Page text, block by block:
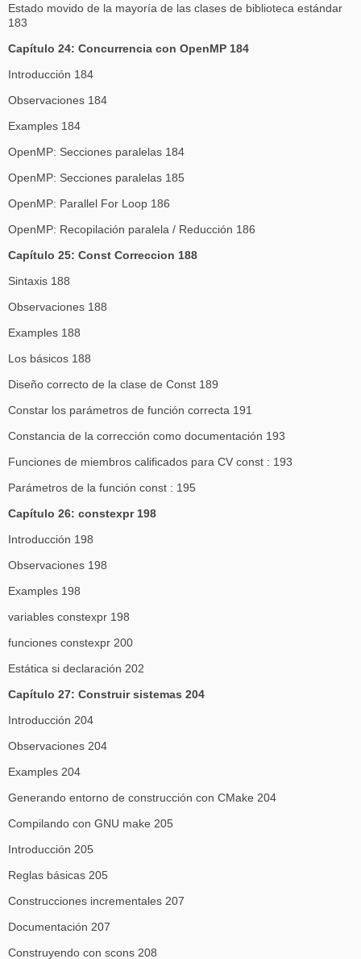
Estado movido de la mayoría de las clases de biblioteca estándar
183
Capítulo 24: Concurrencia con OpenMP 184
Introducción 184
Observaciones 184
Examples 184
OpenMP: Secciones paralelas 184
OpenMP: Secciones paralelas 185
OpenMP: Parallel For Loop 186
OpenMP: Recopilación paralela / Reducción 186
Capítulo 25: Const Correccion 188
Sintaxis 188
Observaciones 188
Examples 188
Los básicos 188
Diseño correcto de la clase de Const 189
Constar los parámetros de función correcta 191
Constancia de la corrección como documentación 193
Funciones de miembros calificados para CV const : 193
Parámetros de la función const : 195
Capítulo 26: constexpr 198
Introducción 198
Observaciones 198
Examples 198
variables constexpr 198
funciones constexpr 200
Estática si declaración 202
Capítulo 27: Construir sistemas 204
Introducción 204
Observaciones 204
Examples 204
Generando entorno de construcción con CMake 204
Compilando con GNU make 205
Introducción 205
Reglas básicas 205
Construcciones incrementales 207
Documentación 207
Construyendo con scons 208